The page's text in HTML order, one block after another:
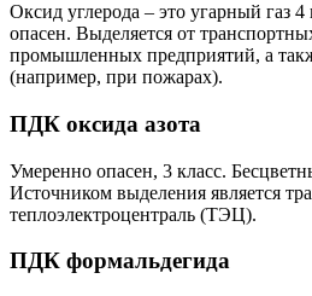
Оксид углерода – это угарный газ 4
опасен. Выделяется от
промышленных предприятий, а
(например, при пожарах).
ПДК оксида азота
Умеренно опасен, 3 класс.
Источником выделения является
теплоэлектроцентраль (ТЭЦ).
ПДК формальдегида